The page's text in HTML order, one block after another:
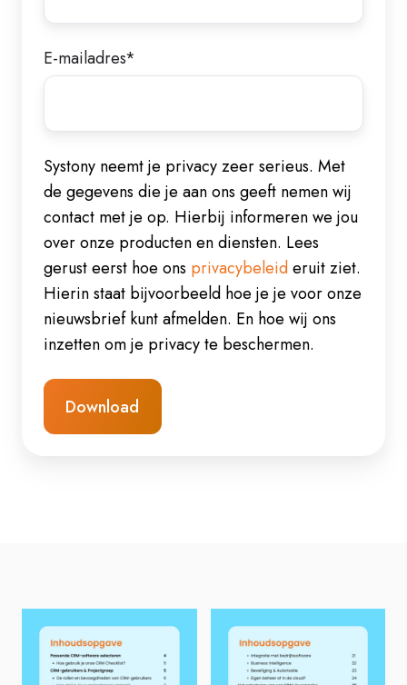
E-mailadres*
Systony neemt je privacy zeer serieus. Met
de gegevens die je aan ons geeft nemen wij
contact met je op. Hierbij informeren we jou
over onze producten en diensten. Lees
gerust eerst hoe ons privacybeleideruit ziet.
Hierin staat bijvoorbeeld hoe je je voor onze
nieuwsbrief kunt afmelden. En hoe wij ons
inzetten om je privacy te beschermen.